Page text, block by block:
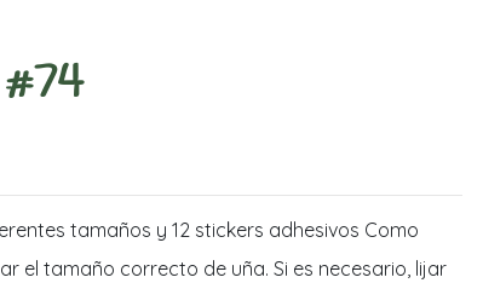
tamaños y 12 stickers adhesivos Como
el tamaño correcto de uña. Si es necesario, lijar